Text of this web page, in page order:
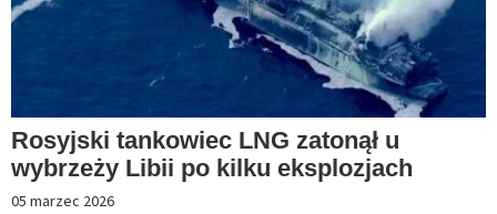
Rosyjski tankowiec LNG zatonął u
wybrzeży Libii po kilku eksplozjach
05 marzec 2026